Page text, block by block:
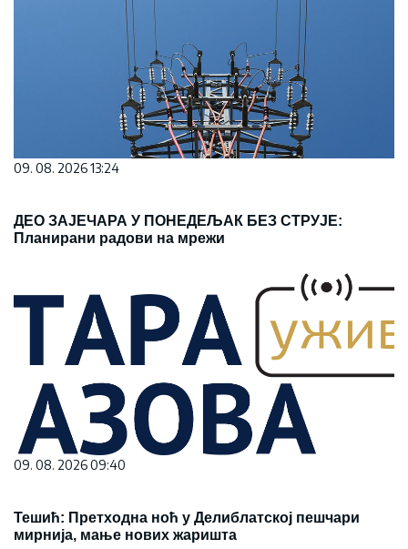
09. 08. 2026 13:24
ДЕО ЗАЈЕЧАРА У ПОНЕДЕЉАК БЕЗ СТРУЈЕ:
Планирани радови на мрежи
09. 08. 2026 09:40
Тешић: Претходна ноћ у Делиблатској пешчари
мирнија, мање нових жаришта